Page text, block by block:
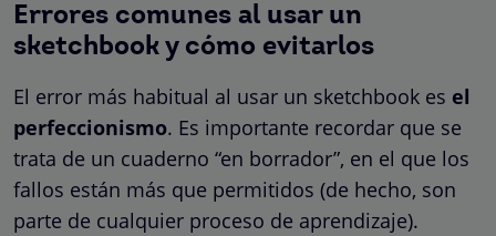
Errores comunes al usar un
sketchbook y cómo evitarlos
El error más habitual al usar un sketchbook es el
perfeccionismo. Es importante recordar que se
trata de un cuaderno “en borrador”, en el que los
fallos están más que permitidos (de hecho, son
parte de cualquier proceso de aprendizaje).